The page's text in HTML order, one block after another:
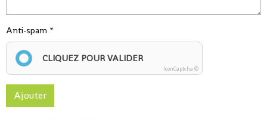
Anti-spam
CLIQUEZ POUR VALIDER
IconCaptcha ©
Ajouter